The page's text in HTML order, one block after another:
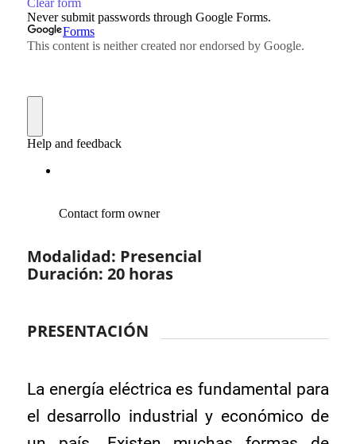
Modalidad: Presencial
Duración: 20 horas
PRESENTACIÓN
La energía eléctrica es fundamental para
el desarrollo industrial y económico de